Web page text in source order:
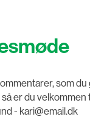
som du
er du velkommen
- kari@email.dk